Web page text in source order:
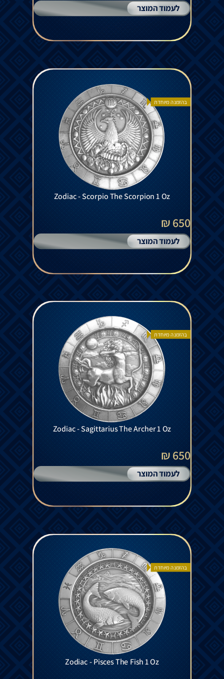
לעמוד המוצר
בהזמנה מיוחדת
Zodiac - Scorpio The Scorpion 1 Oz
650 ₪
לעמוד המוצר
בהזמנה מיוחדת
Zodiac - Sagittarius The Archer 1 Oz
650 ₪
לעמוד המוצר
בהזמנה מיוחדת
Zodiac - Pisces The Fish 1 Oz